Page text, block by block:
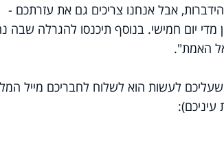
הידברות, אבל אנחנו צריכים גם את עזרתכם -
מדי יום חמישי. בנוסף תיכנסו להגרלה שבה
האמת".
לעשות הוא לשלוח לחבריכם מייל